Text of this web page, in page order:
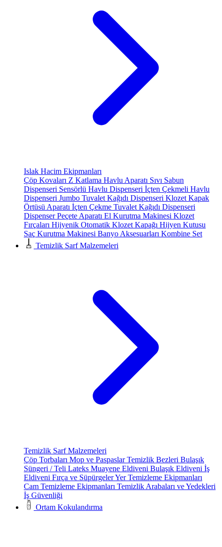
Islak Hacim Ekipmanları
Çöp Kovaları Z Katlama Havlu Aparatı Sıvı Sabun
Dispenseri Sensörlü Havlu Dispenseri İçten Çekmeli Havlu
Dispenseri Jumbo Tuvalet Kağıdı Dispenseri Klozet Kapak
Örtüsü Aparatı İçten Çekme Tuvalet Kağıdı Dispenseri
Dispenser Peçete Aparatı El Kurutma Makinesi Klozet
Fırçaları Hijyenik Otomatik Klozet Kapağı Hijyen Kutusu
Saç Kurutma Makinesi Banyo Aksesuarları Kombine Set
Temizlik Sarf Malzemeleri
Temizlik Sarf Malzemeleri
Çöp Torbaları Mop ve PaspaslarTemizlik Bezleri Bulaşık
Süngeri / Teli Lateks Muayene Eldiveni Bulaşık Eldiveni İş
Eldiveni Fırça ve SüpürgelerYer Temizleme Ekipmanları
Cam Temizleme Ekipmanları Temizlik Arabaları ve Yedekleri
İş Güvenliği
Ortam Kokulandırma